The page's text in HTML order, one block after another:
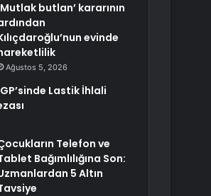
butlan’ kararının
evinde
Ağustos 5, 2026
Lastik İhlali
Telefon ve
Bağımlılığına Son:
5 Altın